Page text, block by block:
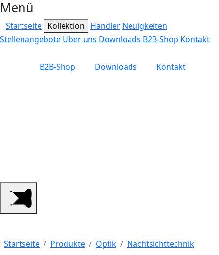
Menü
Startseite Kollektion Händler Neuigkeiten
Stellenangebote Über uns Downloads B2B-Shop Kontakt
B2B-Shop Downloads Kontakt
Startseite Produkte Optik Nachtsichttechnik